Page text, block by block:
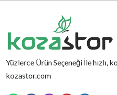
Yüzlerce Ürün Seçeneği İle hızlı,
kozastor.com